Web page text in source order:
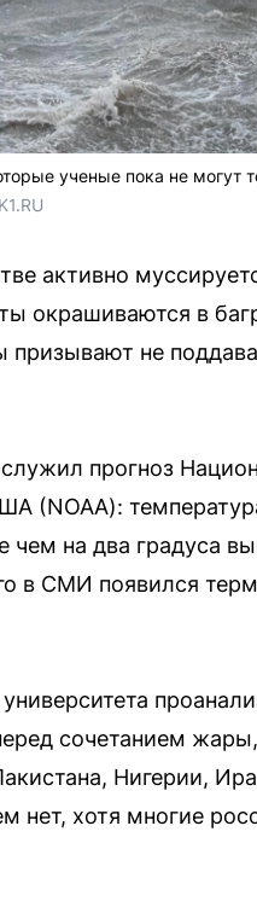
ученые пока не могут
активно
окрашиваются в
не
прогноз
(NOAA):
чем на два градуса
в СМИ появился
сочетанием
Нигерии,
нет, хотя многие